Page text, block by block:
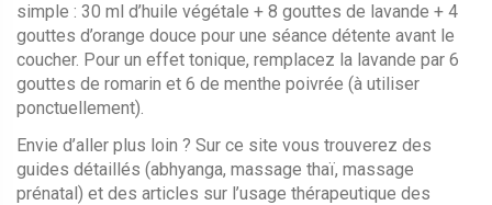
simple : 30 ml d’huile végétale + 8 gouttes de lavande + 4
gouttes d’orange douce pour une séance détente avant le
coucher. Pour un effet tonique, remplacez la lavande par 6
gouttes de romarin et 6 de menthe poivrée (à utiliser
ponctuellement).
Envie d’aller plus loin ? Sur ce site vous trouverez des
guides détaillés (abhyanga, massage thaï, massage
prénatal) et des articles sur l’usage thérapeutique des